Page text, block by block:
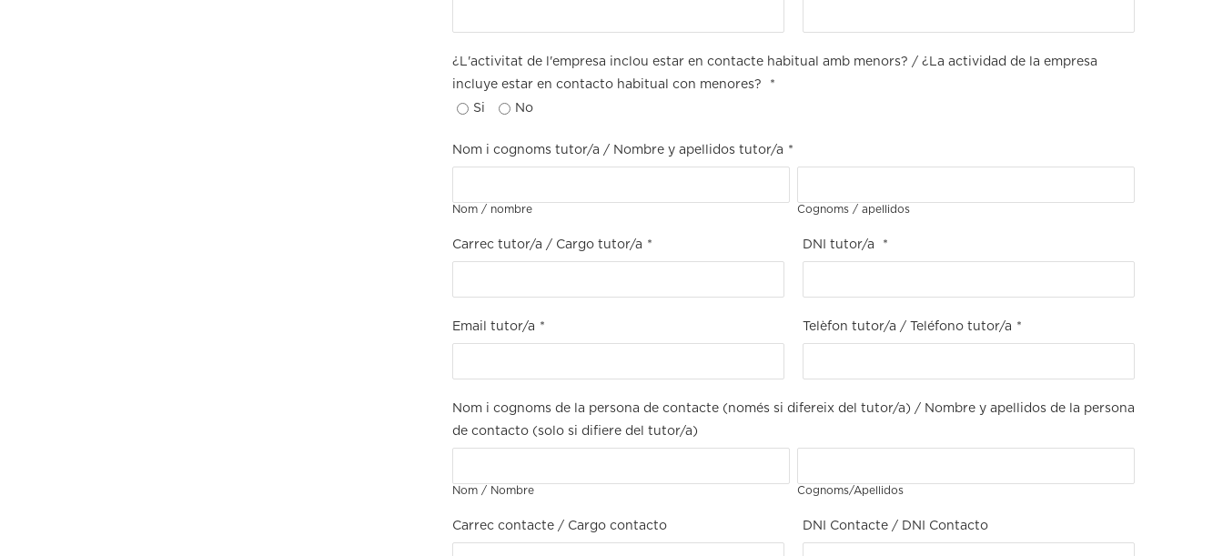
¿L'activitat de l'empresa inclou estar en contacte habitual amb menors? / ¿La actividad de la empresa
incluye estar en contacto habitual con menores?
*
Si
No
Nom i cognoms tutor/a / Nombre y apellidos tutor/a *
Nom / nombre Cognoms / apellidos
Carrec tutor/a / Cargo tutor/a * DNI tutor/a *
Email tutor/a * Telèfon tutor/a / Teléfono tutor/a *
Nom i cognoms de la persona de contacte (només si difereix del tutor/a) / Nombre y apellidos de la persona
de contacto (solo si difiere del tutor/a)
Nom / Nombre Cognoms/Apellidos
Carrec contacte / Cargo contacto DNI Contacte / DNI Contacto